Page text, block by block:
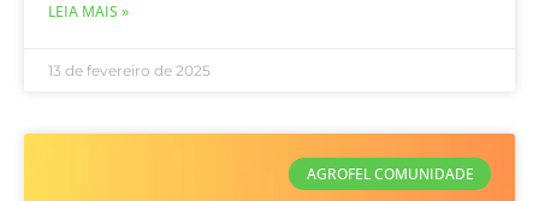
LEIA MAIS »
13 de fevereiro de 2025
AGROFEL COMUNIDADE